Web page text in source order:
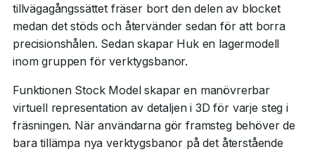
tillvägagångssättet fräser bort den delen av blocket
medan det stöds och återvänder sedan för att borra
precisionshålen. Sedan skapar Huk en lagermodell
inom gruppen för verktygsbanor.
Funktionen Stock Model skapar en manövrerbar
virtuell representation av detaljen i 3D för varje steg i
fräsningen. När användarna gör framsteg behöver de
bara tillämpa nya verktygsbanor på det återstående